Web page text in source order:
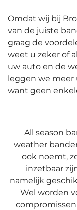
Omdat wij bij
van de juiste
graag de
weet u zeker of
uw auto en de
leggen we meer
want geen
All season
weather
ook noemt,
inzetbaar
namelijk
Wel worden